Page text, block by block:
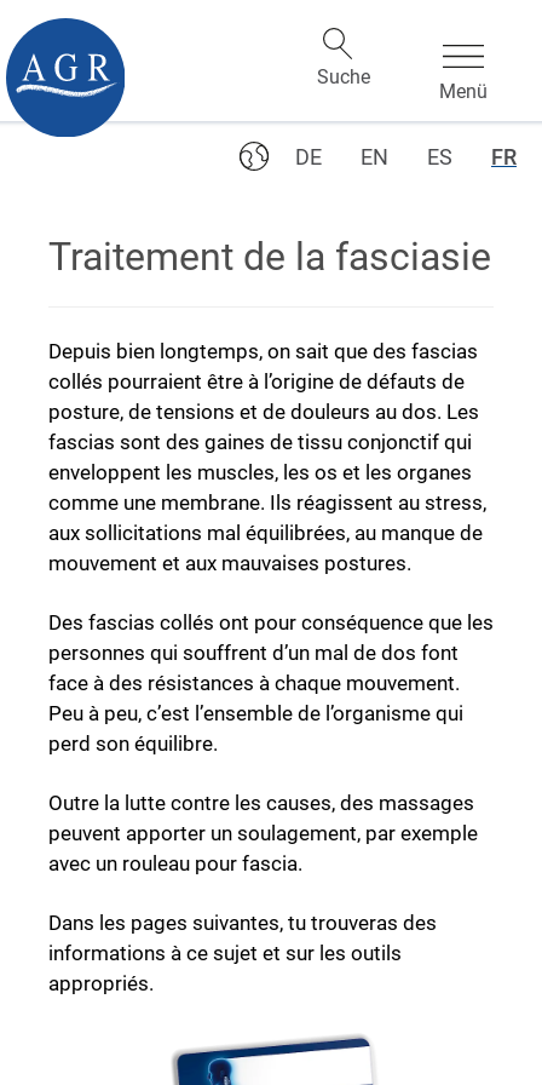
DE EN ES FR
Traitement de la fasciasie
Depuis bien longtemps, on sait que des fascias
collés pourraient être à l’origine de défauts de
posture, de tensions et de douleurs au dos. Les
fascias sont des gaines de tissu conjonctif qui
enveloppent les muscles, les os et les organes
comme une membrane. Ils réagissent au stress,
aux sollicitations mal équilibrées, au manque de
mouvement et aux mauvaises postures.
Des fascias collés ont pour conséquence que les
personnes qui souffrent d’un mal de dos font
face à des résistances à chaque mouvement.
Peu à peu, c’est l’ensemble de l’organisme qui
perd son équilibre.
Outre la lutte contre les causes, des massages
peuvent apporter un soulagement, par exemple
avec un rouleau pour fascia.
Dans les pages suivantes, tu trouveras des
informations à ce sujet et sur les outils
appropriés.